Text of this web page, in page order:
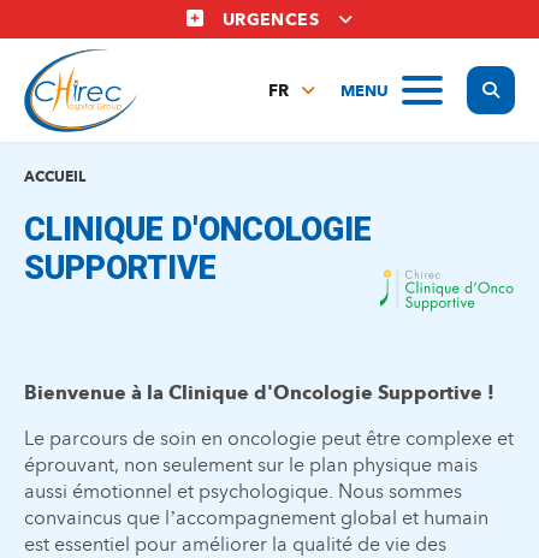
au
contenu
principal
URGENCES
MENU
FR
ACCUEIL
CLINIQUE D'ONCOLOGIE
SUPPORTIVE
Bienvenue à la Clinique d'Oncologie Supportive !
Le parcours de soin en oncologie peut être complexe et
éprouvant, non seulement sur le plan physique mais
aussi émotionnel et psychologique. Nous sommes
convaincus que l’accompagnement global et humain
est essentiel pour améliorer la qualité de vie des